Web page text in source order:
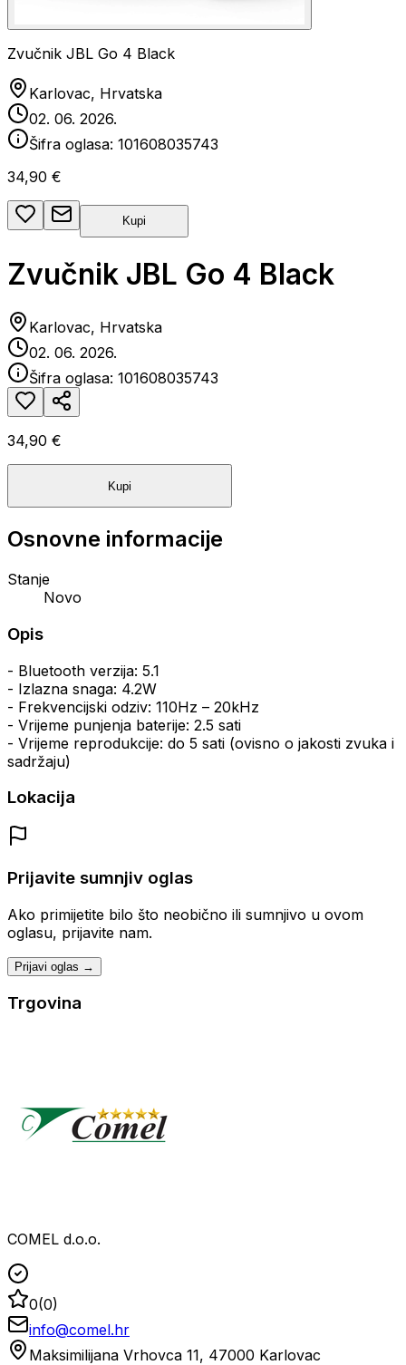
Zvučnik JBL Go 4 Black
Karlovac, Hrvatska
02. 06. 2026.
Šifra oglasa: 101608035743
34,90 €
Kupi
Zvučnik JBL Go 4 Black
Karlovac, Hrvatska
02. 06. 2026.
Šifra oglasa: 101608035743
34,90 €
Kupi
Osnovne informacije
Stanje
Novo
Opis
- Bluetooth verzija: 5.1
- Izlazna snaga: 4.2W
- Frekvencijski odziv: 110Hz – 20kHz
- Vrijeme punjenja baterije: 2.5 sati
- Vrijeme reprodukcije: do 5 sati (ovisno o jakosti zvuka i
sadržaju)
Lokacija
Prijavite sumnjiv oglas
Ako primijetite bilo što neobično ili sumnjivo u ovom
oglasu, prijavite nam.
Prijavi oglas →
Trgovina
COMEL d.o.o.
0(0)
info@comel.hr
Maksimilijana Vrhovca 11, 47000 Karlovac